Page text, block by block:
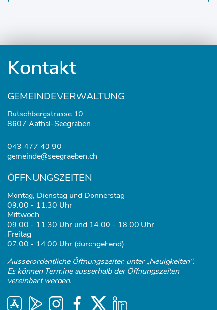
Kontakt
GEMEINDEVERWALTUNG
Rutschbergstrasse 10
8607 Aathal-Seegräben
043 477 40 90
gemeinde@seegraeben.ch
ÖFFNUNGSZEITEN
Montag, Dienstag und Donnerstag
09.00 - 11.30 Uhr
Mittwoch
09.00 - 11.30 Uhr und 14.00 - 18.00 Uhr
Freitag
07.00 - 14.00 Uhr (durchgehend)
Ausserordentliche Öffnungszeiten unter „Neuigkeiten“.
Es können Termine ausserhalb der Öffnungszeiten
vereinbart werden.